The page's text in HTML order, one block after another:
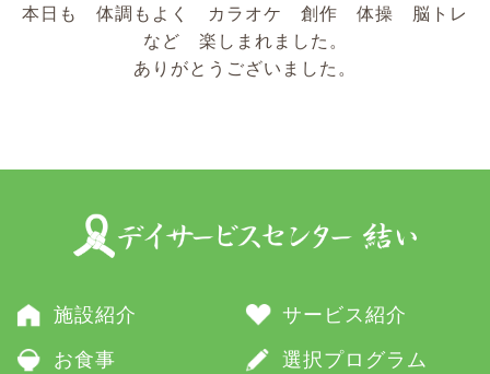
本日も 体調もよく カラオケ 創作 体操 脳トレ
など 楽しまれました。
ありがとうございました。
施設紹介 サービス紹介
お食事 選択プログラム